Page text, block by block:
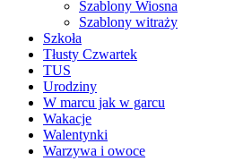
Szablony Wiosna
Szablony witraży
Szkoła
Tłusty Czwartek
TUS
Urodziny
W marcu jak w garcu
Wakacje
Walentynki
Warzywa i owoce